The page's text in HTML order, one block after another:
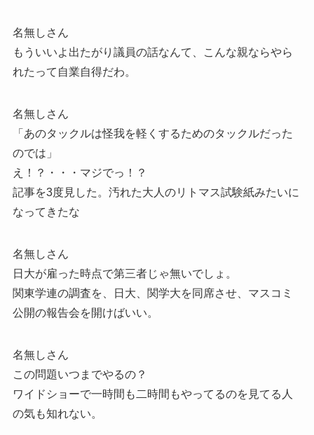
名無しさん
もういいよ出たがり議員の話なんて、こんな親ならやら
れたって自業自得だわ。
名無しさん
「あのタックルは怪我を軽くするためのタックルだった
のでは」
え！？・・・マジでっ！？
記事を3度見した。汚れた大人のリトマス試験紙みたいに
なってきたな
名無しさん
日大が雇った時点で第三者じゃ無いでしょ。
関東学連の調査を、日大、関学大を同席させ、マスコミ
公開の報告会を開けばいい。
名無しさん
この問題いつまでやるの？
ワイドショーで一時間も二時間もやってるのを見てる人
の気も知れない。